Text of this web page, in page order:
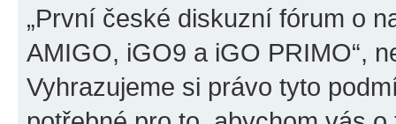
„První české diskuzní fórum o
AMIGO, iGO9 a iGO PRIMO“,
Vyhrazujeme si právo tyto